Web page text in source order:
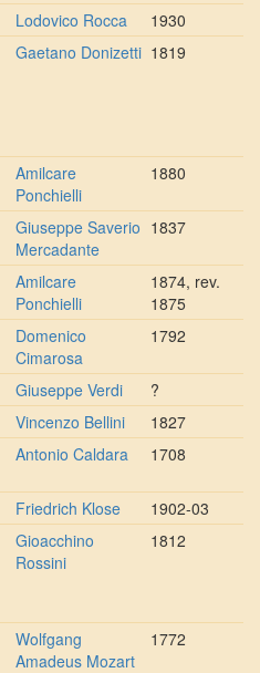
Lodovico Rocca
1930
Gaetano Donizetti 1819
Amilcare
Ponchielli
1880
Giuseppe Saverio
Mercadante
1837
Amilcare
Ponchielli
1874, rev.
1875
Domenico
Cimarosa
1792
Giuseppe Verdi
?
Vincenzo Bellini
1827
Antonio Caldara 1708
Friedrich Klose
1902-03
Gioacchino
Rossini
1812
Wolfgang
Amadeus Mozart
1772